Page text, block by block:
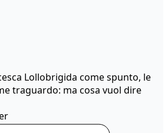
Lollobrigida come spunto, le
traguardo: ma cosa vuol dire